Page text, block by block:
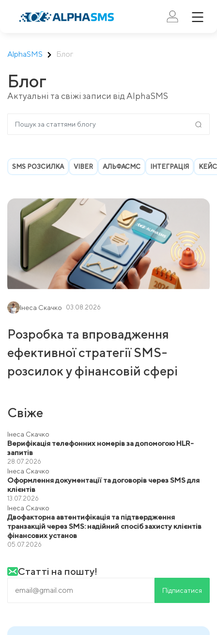
AlphaSMS Блог
Блог
Актуальні та свіжі записи від AlphaSMS
SMS РОЗСИЛКА VIBER АЛЬФАСМС ІНТЕГРАЦІЯ
Інеса Скачко 03.08.2026
Розробка та впровадження
ефективної стратегії SMS-
розсилок у фінансовій сфері
Свіже
Інеса Скачко
Верифікація телефонних номерів за допомогою HLR-
запитів
28.07.2026
Інеса Скачко
Оформлення документації та договорів через SMS для
клієнтів
13.07.2026
Інеса Скачко
Двофакторна автентифікація та підтвердження
транзакцій через SMS: надійний спосіб захисту клієнтів
фінансових установ
05.07.2026
Статті на пошту!
Підписатися